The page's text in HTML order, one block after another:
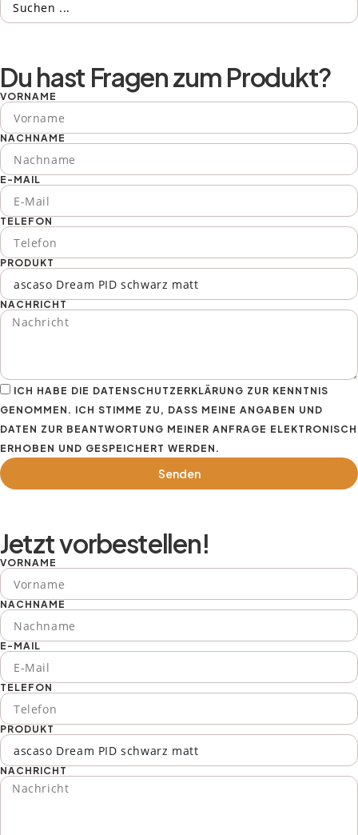
Du hast Fragen zum Produkt?
VORNAME
NACHNAME
E-MAIL
TELEFON
PRODUKT
NACHRICHT
ICH HABE DIE DATENSCHUTZERKLÄRUNG ZUR KENNTNIS
GENOMMEN. ICH STIMME ZU, DASS MEINE ANGABEN UND
DATEN ZUR BEANTWORTUNG MEINER ANFRAGE ELEKTRONISCH
ERHOBEN UND GESPEICHERT WERDEN.
Senden
Jetzt vorbestellen!
VORNAME
NACHNAME
E-MAIL
TELEFON
PRODUKT
NACHRICHT